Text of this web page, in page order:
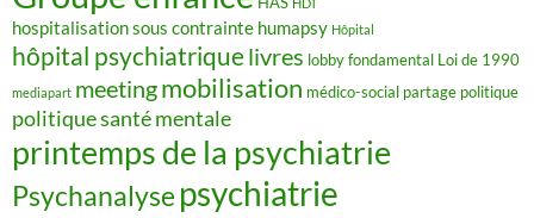
hospitalisation sous contrainte humapsy Hôpital
hôpital psychiatriquelivres lobby fondamental Loi de 1990
mediapart meetingmobilisation médico-social partage politique
politique santé mentale
printemps de la psychiatrie
Psychanalyse psychiatrie